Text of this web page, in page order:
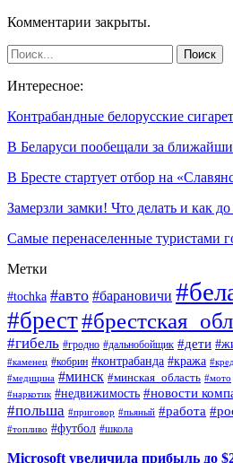
Комментарии закрыты.
Интересное:
Контрабандные белорусские
В Беларуси пообещали за
В Бресте стартует отбор на
Замерзли замки! Что делать и как
Самые перенаселенные туристами
Метки
#tochka #авто #барановичи
#брест
#гибель #гродно #дальнобойщик #дети
#каменец #кобрин #контрабанда #кража
#медицина #минск #минская_область #мото
#наркотик #недвижимость #новости
#польша #приговор #пьяный #работа
#топливо #футбол #школа
Microsoft увеличила прибыль до